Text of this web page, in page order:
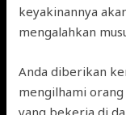
keyakinannya
mengalahkan
Anda diberikan
mengilhami orang
yang bekerja di